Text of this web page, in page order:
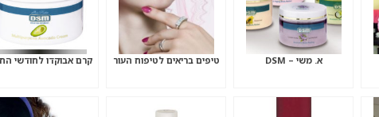
א. משי – DSM טיפים בריאים לטיפוח העור קרם אבוקדו לחודשי